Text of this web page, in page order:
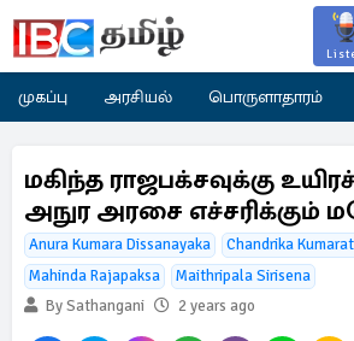
முகப்பு அரசியல் பொருளாதாரம்
மகிந்த ராஜபக்சவுக்கு
அநுர அரசை
Anura Kumara Dissanayaka
Chandrika
Mahinda Rajapaksa
Maithripala Sirisena
By Sathangani
2 years ago